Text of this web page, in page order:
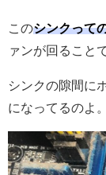
このシンクって
ァンが回ること
シンクの隙間に
になってるのよ。